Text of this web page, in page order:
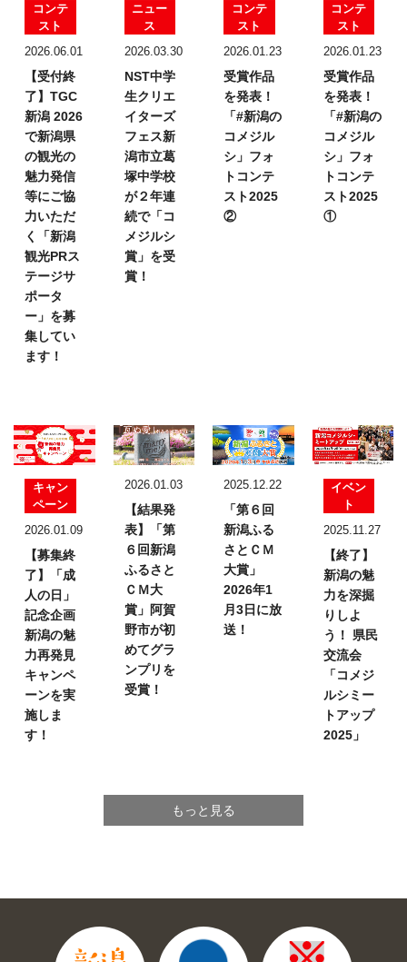
コンテ
スト
2026.06.01
【受付終
了】TGC
新潟 2026
で新潟県
の観光の
魅力発信
等にご協
力いただ
く「新潟
観光PRス
テージサ
ポータ
ー」を募
集してい
ます！
ニュー
ス
2026.03.30
NST中学
生クリエ
イターズ
フェス新
潟市立葛
塚中学校
が２年連
続で「コ
メジルシ
賞」を受
賞！
コンテ
スト
2026.01.23
受賞作品
を発表！
「#新潟の
コメジル
シ」フォ
トコンテ
スト2025
②
コンテ
スト
2026.01.23
受賞作品
を発表！
「#新潟の
コメジル
シ」フォ
トコンテ
スト2025
①
キャン
ペーン
2026.01.09
【募集終
了】「成
人の日」
記念企画
新潟の魅
力再発見
キャンペ
ーンを実
施しま
す！
2026.01.03
【結果発
表】
「第
６回新潟
ふるさと
ＣＭ大
賞」 阿賀
野市が初
めてグラ
ンプリを
受賞！
2025.12.22
「第６回
新潟ふる
さとＣＭ
大賞」
2026年1
月3日に放
送！
イベン
ト
2025.11.27
【終了】
新潟の魅
力を深掘
りしよ
う！ 県民
交流会
「コメジ
ルシミー
トアップ
2025」
もっと見る